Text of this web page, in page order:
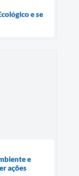
e se
e
ações